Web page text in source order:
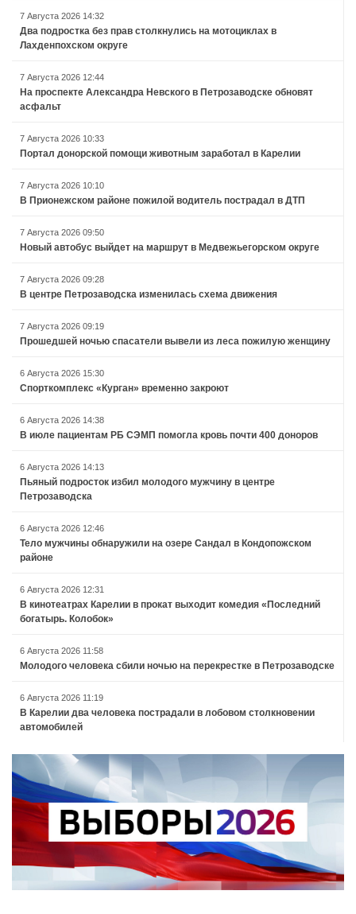
7 Августа 2026 14:32
Два подростка без прав столкнулись на мотоциклах в
Лахденпохском округе
7 Августа 2026 12:44
На проспекте Александра Невского в Петрозаводске обновят
асфальт
7 Августа 2026 10:33
Портал донорской помощи животным заработал в Карелии
7 Августа 2026 10:10
В Прионежском районе пожилой водитель пострадал в ДТП
7 Августа 2026 09:50
Новый автобус выйдет на маршрут в Медвежьегорском округе
7 Августа 2026 09:28
В центре Петрозаводска изменилась схема движения
7 Августа 2026 09:19
Прошедшей ночью спасатели вывели из леса пожилую женщину
6 Августа 2026 15:30
Спорткомплекс «Курган» временно закроют
6 Августа 2026 14:38
В июле пациентам РБ СЭМП помогла кровь почти 400 доноров
6 Августа 2026 14:13
Пьяный подросток избил молодого мужчину в центре
Петрозаводска
6 Августа 2026 12:46
Тело мужчины обнаружили на озере Сандал в Кондопожском
районе
6 Августа 2026 12:31
В кинотеатрах Карелии в прокат выходит комедия «Последний
богатырь. Колобок»
6 Августа 2026 11:58
Молодого человека сбили ночью на перекрестке в Петрозаводске
6 Августа 2026 11:19
В Карелии два человека пострадали в лобовом столкновении
автомобилей